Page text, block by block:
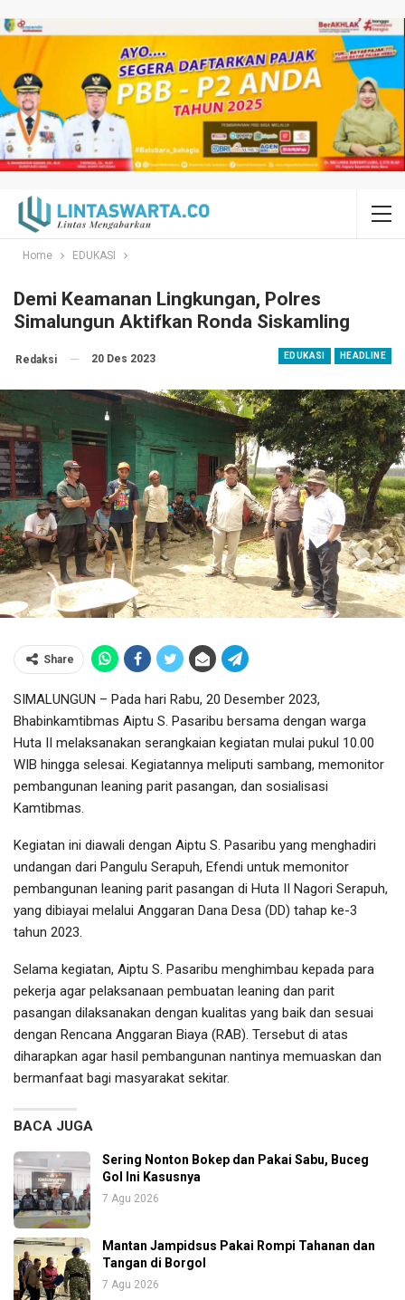
Home EDUKASI
Demi Keamanan Lingkungan, Polres
Simalungun Aktifkan Ronda Siskamling
EDUKASI HEADLINE
Redaksi 20 Des 2023
Share
SIMALUNGUN – Pada hari Rabu, 20 Desember 2023,
Bhabinkamtibmas Aiptu S. Pasaribu bersama dengan warga
Huta II melaksanakan serangkaian kegiatan mulai pukul 10.00
WIB hingga selesai. Kegiatannya meliputi sambang, memonitor
pembangunan leaning parit pasangan, dan sosialisasi
Kamtibmas.
Kegiatan ini diawali dengan Aiptu S. Pasaribu yang menghadiri
undangan dari Pangulu Serapuh, Efendi untuk memonitor
pembangunan leaning parit pasangan di Huta II Nagori Serapuh,
yang dibiayai melalui Anggaran Dana Desa (DD) tahap ke-3
tahun 2023.
Selama kegiatan, Aiptu S. Pasaribu menghimbau kepada para
pekerja agar pelaksanaan pembuatan leaning dan parit
pasangan dilaksanakan dengan kualitas yang baik dan sesuai
dengan Rencana Anggaran Biaya (RAB). Tersebut di atas
diharapkan agar hasil pembangunan nantinya memuaskan dan
bermanfaat bagi masyarakat sekitar.
BACA JUGA
Sering Nonton Bokep dan Pakai Sabu, Buceg
Gol Ini Kasusnya
7 Agu 2026
Mantan Jampidsus Pakai Rompi Tahanan dan
Tangan di Borgol
7 Agu 2026